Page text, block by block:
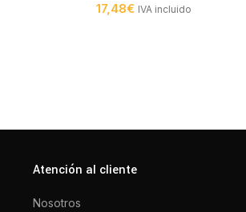
17,48€ IVA incluido
Atención al cliente
Nosotros